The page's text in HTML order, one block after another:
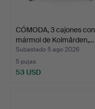
CÓMODA, 3 cajones con
mármol de Kolmården,…
Subastado 5 ago 2026
5 pujas
53 USD